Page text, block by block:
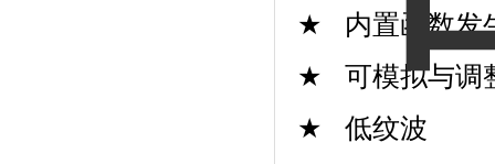
★
内置函数发
★
可模拟与调
★
低纹波